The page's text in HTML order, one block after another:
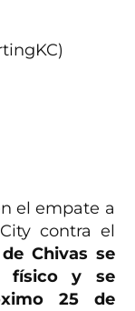
el empate a
contra el
Chivas se
físico y se
25 de